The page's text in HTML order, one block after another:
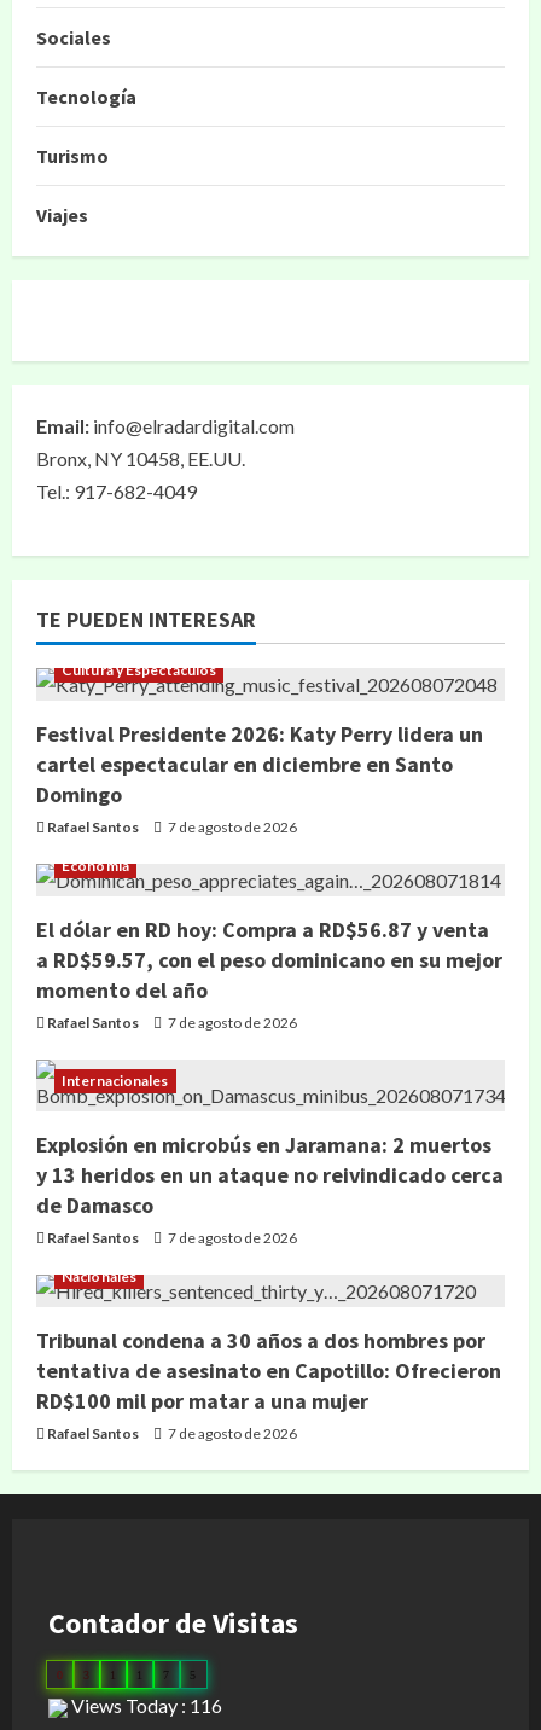
Sociales
Tecnología
Turismo
Viajes
Email: info@elradardigital.com
Bronx, NY 10458, EE.UU.
Tel.: 917-682-4049
TE PUEDEN INTERESAR
Cultura y Espectáculos
Festival Presidente 2026: Katy Perry lidera un
cartel espectacular en diciembre en Santo
Domingo
Rafael Santos 7 de agosto de 2026
Economía
El dólar en RD hoy: Compra a RD$56.87 y venta
a RD$59.57, con el peso dominicano en su mejor
momento del año
Rafael Santos 7 de agosto de 2026
Internacionales
Explosión en microbús en Jaramana: 2 muertos
y 13 heridos en un ataque no reivindicado cerca
de Damasco
Rafael Santos 7 de agosto de 2026
Nacionales
Tribunal condena a 30 años a dos hombres por
tentativa de asesinato en Capotillo: Ofrecieron
RD$100 mil por matar a una mujer
Rafael Santos 7 de agosto de 2026
Contador de Visitas
0 3 1 1 7 5
Views Today : 116